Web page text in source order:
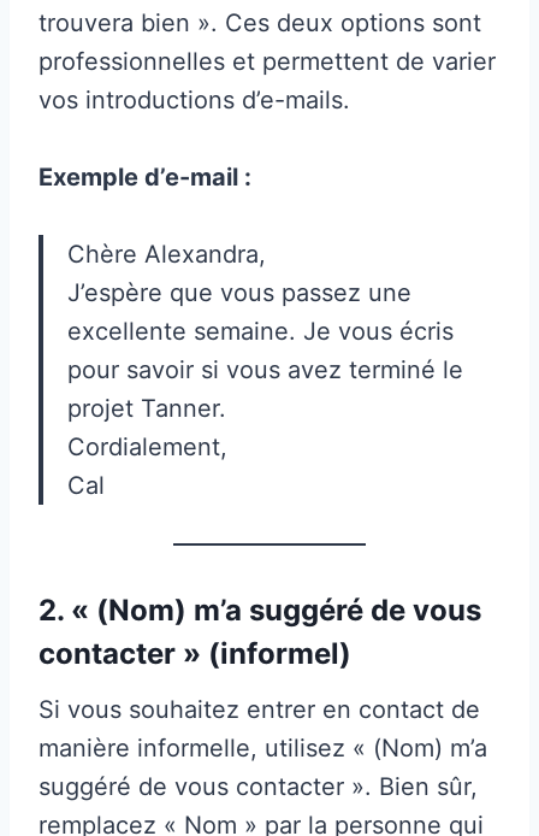
trouvera bien ». Ces deux options sont
professionnelles et permettent de varier
vos introductions d’e-mails.
Exemple d’e-mail :
Chère Alexandra,
J’espère que vous passez une
excellente semaine. Je vous écris
pour savoir si vous avez terminé le
projet Tanner.
Cordialement,
Cal
2. « (Nom) m’a suggéré de vous
contacter » (informel)
Si vous souhaitez entrer en contact de
manière informelle, utilisez « (Nom) m’a
suggéré de vous contacter ». Bien sûr,
remplacez « Nom » par la personne qui